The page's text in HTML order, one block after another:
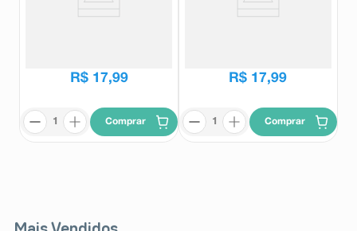
Suplemento Alimentar Re-
R$ 17,99
Comprar
Suplemento Alimentar Re-
R$ 17,99
Comprar